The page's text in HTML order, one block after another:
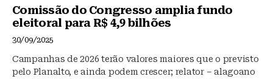
Comissão do Congresso amplia fundo
eleitoral para R$ 4,9 bilhões
30/09/2025
Campanhas de 2026 terão valores maiores que o previsto
pelo Planalto, e ainda podem crescer; relator – alagoano